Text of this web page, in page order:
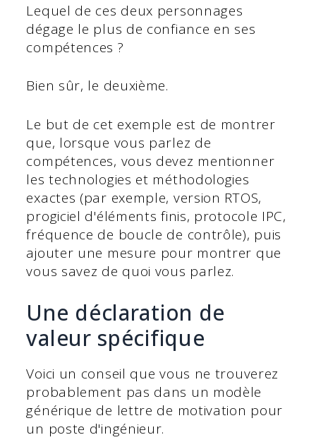
Lequel de ces deux personnages
dégage le plus de confiance en ses
compétences ?
Bien sûr, le deuxième.
Le but de cet exemple est de montrer
que, lorsque vous parlez de
compétences, vous devez mentionner
les technologies et méthodologies
exactes (par exemple, version RTOS,
progiciel d'éléments finis, protocole IPC,
fréquence de boucle de contrôle), puis
ajouter une mesure pour montrer que
vous savez de quoi vous parlez.
Une déclaration de
valeur spécifique
Voici un conseil que vous ne trouverez
probablement pas dans un modèle
générique de lettre de motivation pour
un poste d'ingénieur.